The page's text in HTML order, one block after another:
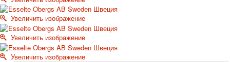
Октябрьская революция
С рождеством
Пасха
9 мая - день победы
Разные пожелания
Увеличить изображение
Увеличить изображение
Увеличить изображение